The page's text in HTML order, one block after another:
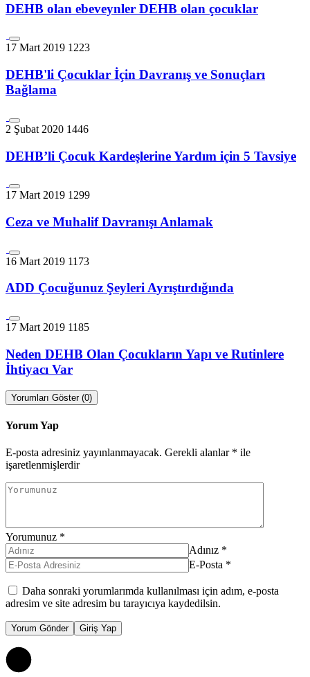
DEHB olan ebeveynler DEHB olan çocuklar
17 Mart 2019 1223
DEHB'li Çocuklar İçin Davranış ve Sonuçları
Bağlama
2 Şubat 2020 1446
DEHB’li Çocuk Kardeşlerine Yardım için 5 Tavsiye
17 Mart 2019 1299
Ceza ve Muhalif Davranışı Anlamak
16 Mart 2019 1173
ADD Çocuğunuz Şeyleri Ayrıştırdığında
17 Mart 2019 1185
Neden DEHB Olan Çocukların Yapı ve Rutinlere
İhtiyacı Var
Yorumları Göster (0)
Yorum Yap
E-posta adresiniz yayınlanmayacak. Gerekli alanlar * ile
işaretlenmişlerdir
Yorumunuz *
Adınız *
E-Posta *
Daha sonraki yorumlarımda kullanılması için adım, e-posta
adresim ve site adresim bu tarayıcıya kaydedilsin.
Yorum Gönder Giriş Yap